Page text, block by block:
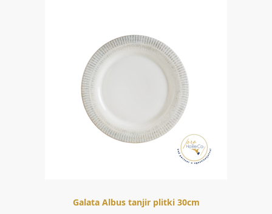
Galata Albus tanjir plitki 30cm